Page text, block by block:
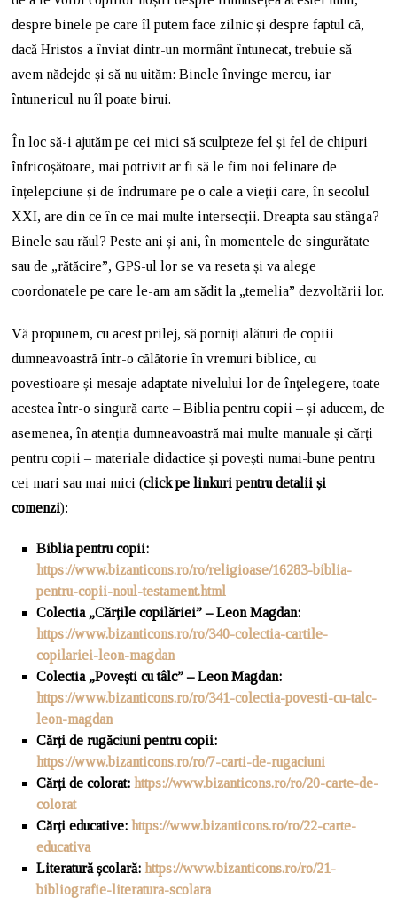
despre binele pe care îl putem face zilnic și despre faptul că,
dacă Hristos a înviat dintr-un mormânt întunecat, trebuie să
avem nădejde și să nu uităm: Binele învinge mereu, iar
întunericul nu îl poate birui.
În loc să-i ajutăm pe cei mici să sculpteze fel și fel de chipuri
înfricoșătoare, mai potrivit ar fi să le fim noi felinare de
înțelepciune și de îndrumare pe o cale a vieții care, în secolul
XXI, are din ce în ce mai multe intersecții. Dreapta sau stânga?
Binele sau răul? Peste ani și ani, în momentele de singurătate
sau de „rătăcire”, GPS-ul lor se va reseta și va alege
coordonatele pe care le-am am sădit la „temelia” dezvoltării lor.
Vă propunem, cu acest prilej, să porniți alături de copiii
dumneavoastră într-o călătorie în vremuri biblice, cu
povestioare și mesaje adaptate nivelului lor de înţelegere, toate
acestea într-o singură carte – Biblia pentru copii – și aducem, de
asemenea, în atenția dumneavoastră mai multe manuale și cărți
pentru copii – materiale didactice și povești numai-bune pentru
cei mari sau mai mici (click pe linkuri pentru detalii și
comenzi):
Biblia pentru copii:
https://www.bizanticons.ro/ro/religioase/16283-biblia-
pentru-copii-noul-testament.html
Colectia „Cărțile copilăriei” – Leon Magdan:
https://www.bizanticons.ro/ro/340-colectia-cartile-
copilariei-leon-magdan
Colectia „Povești cu tâlc” – Leon Magdan:
https://www.bizanticons.ro/ro/341-colectia-povesti-cu-talc-
leon-magdan
Cărți de rugăciuni pentru copii:
https://www.bizanticons.ro/ro/7-carti-de-rugaciuni
Cărți de colorat: https://www.bizanticons.ro/ro/20-carte-de-
colorat
Cărți educative: https://www.bizanticons.ro/ro/22-carte-
educativa
Literatură școlară: https://www.bizanticons.ro/ro/21-
bibliografie-literatura-scolara